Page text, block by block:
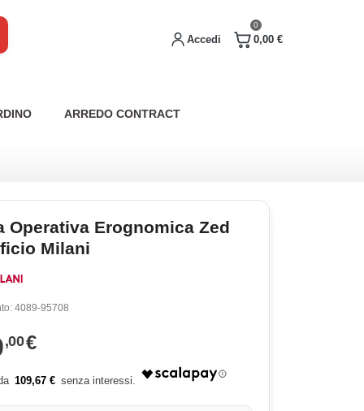
0
0,00 €
Accedi
ARREDO CONTRACT
Operativa Erognomica Zed
Milani
4089-95708
,00€
109,67 €